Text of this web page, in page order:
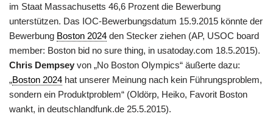
im Staat Massachusetts 46,6 Prozent die Bewerbung
unterstützen. Das IOC-Bewerbungsdatum 15.9.2015 könnte der
Bewerbung Boston 2024 den Stecker ziehen (AP, USOC board
member: Boston bid no sure thing, in usatoday.com 18.5.2015).
Chris Dempsey von „No Boston Olympics“ äußerte dazu:
„Boston 2024 hat unserer Meinung nach kein Führungsproblem,
sondern ein Produktproblem“ (Oldörp, Heiko, Favorit Boston
wankt, in deutschlandfunk.de 25.5.2015).